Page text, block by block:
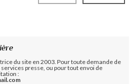
du site en 2003. Pour toute demande de
presse, ou pour tout envoi de
: